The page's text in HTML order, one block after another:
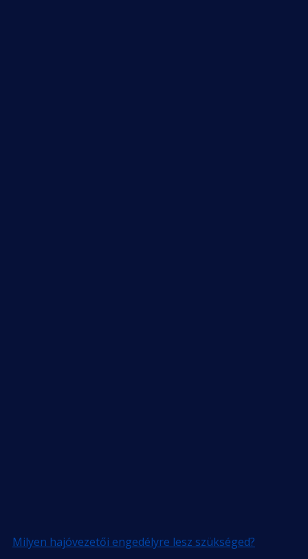
Milyen hajóvezetői engedélyre lesz szükséged?